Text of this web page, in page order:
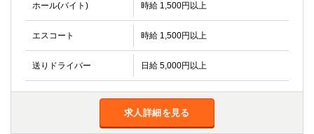
ホール(バイト) 時給 1,500円以上
エスコート 時給 1,500円以上
送りドライバー 日給 5,000円以上
求人詳細を見る